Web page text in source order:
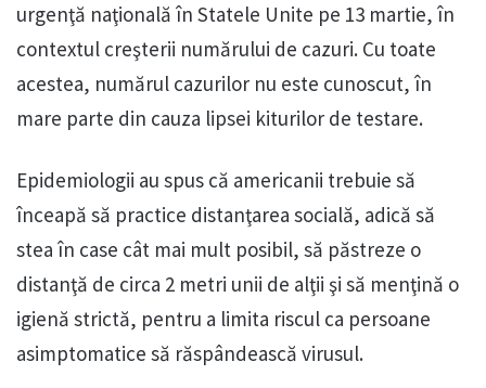
urgenţă naţională în Statele Unite pe 13 martie, în
contextul creşterii numărului de cazuri. Cu toate
acestea, numărul cazurilor nu este cunoscut, în
mare parte din cauza lipsei kiturilor de testare.
Epidemiologii au spus că americanii trebuie să
înceapă să practice distanţarea socială, adică să
stea în case cât mai mult posibil, să păstreze o
distanţă de circa 2 metri unii de alţii şi să menţină o
igienă strictă, pentru a limita riscul ca persoane
asimptomatice să răspândească virusul.